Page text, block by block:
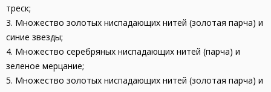
треск;
3. Множество золотых ниспадающих нитей (золотая парча) и
синие звезды;
4. Множество серебряных ниспадающих нитей (парча) и
зеленое мерцание;
5. Множество золотых ниспадающих нитей (золотая парча) и